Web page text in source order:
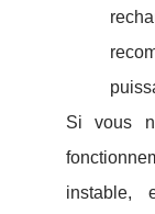
Si vous
instable,